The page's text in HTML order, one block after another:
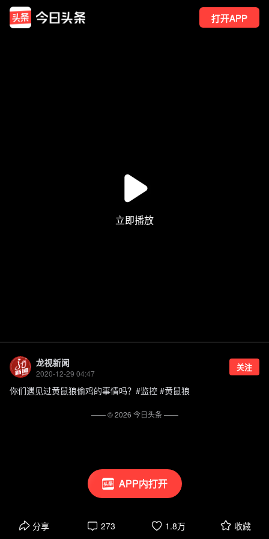
打开APP
APP内打开
龙视新闻
2020-12-29 04:47
关注
你们遇见过黄鼠狼偷鸡的事情吗？#监控 #黄鼠狼
分享 273 1.8万 收藏
—— ©2026 今日头条——